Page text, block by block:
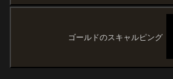
ゴールドのスキャルピング